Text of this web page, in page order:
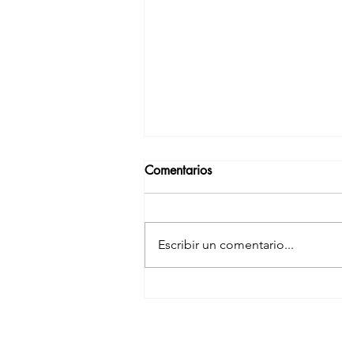
Comentarios
Escribir un comentario...